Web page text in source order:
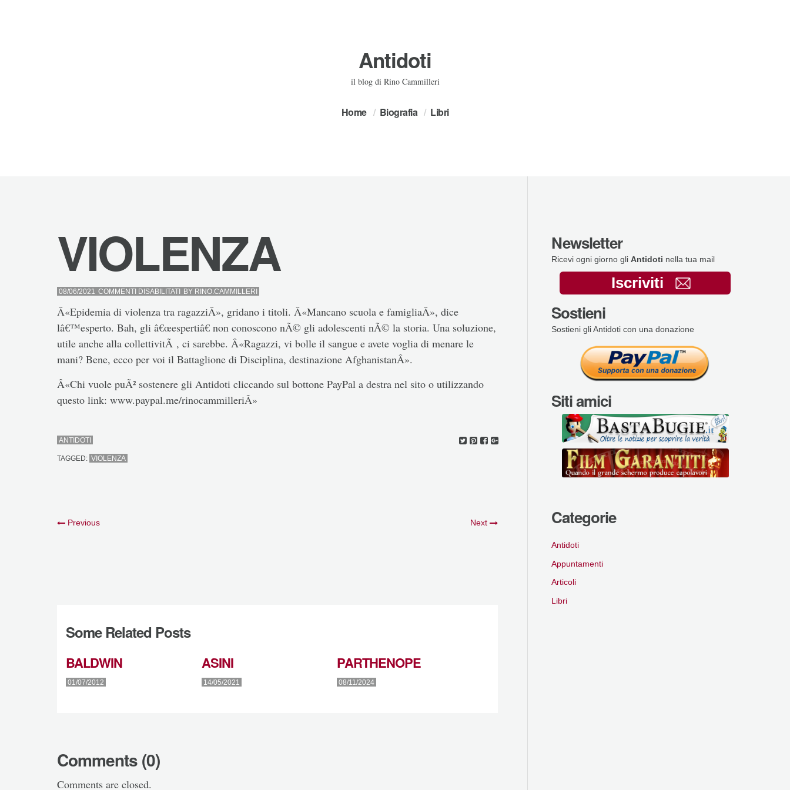
Antidoti
il blog di Rino Cammilleri
Home Biografia Libri
VIOLENZA
08/06/2021 COMMENTI DISABILITATISUBY RINO.CAMMILLERI
Â«Epidemia di violenza tra ragazziÂ», gridano i titoli. Â«Mancano scuola e famigliaÂ», dice
lâ€™esperto. Bah, gli â€œespertiâ€ non conoscono nÃ© gli adolescenti nÃ© la storia. Una soluzione,
utile anche alla collettivitÃ , ci sarebbe. Â«Ragazzi, vi bolle il sangue e avete voglia di menare le
mani? Bene, ecco per voi il Battaglione di Disciplina, destinazione AfghanistanÂ».
Â«Chi vuole puÃ² sostenere gli Antidoti cliccando sul bottone PayPal a destra nel sito o utilizzando
questo link: www.paypal.me/rinocammilleriÂ»
ANTIDOTI
TAGGED: VIOLENZA
Previous Next
Some Related Posts
BALDWIN
01/07/2012
ASINI
14/05/2021
PARTHENOPE
08/11/2024
Comments (0)
Comments are closed.
Newsletter
Ricevi ogni giorno gli Antidoti nella tua mail
Iscriviti
Sostieni
Sostieni gli Antidoti con una donazione
Siti amici
Categorie
Antidoti
Appuntamenti
Articoli
Libri